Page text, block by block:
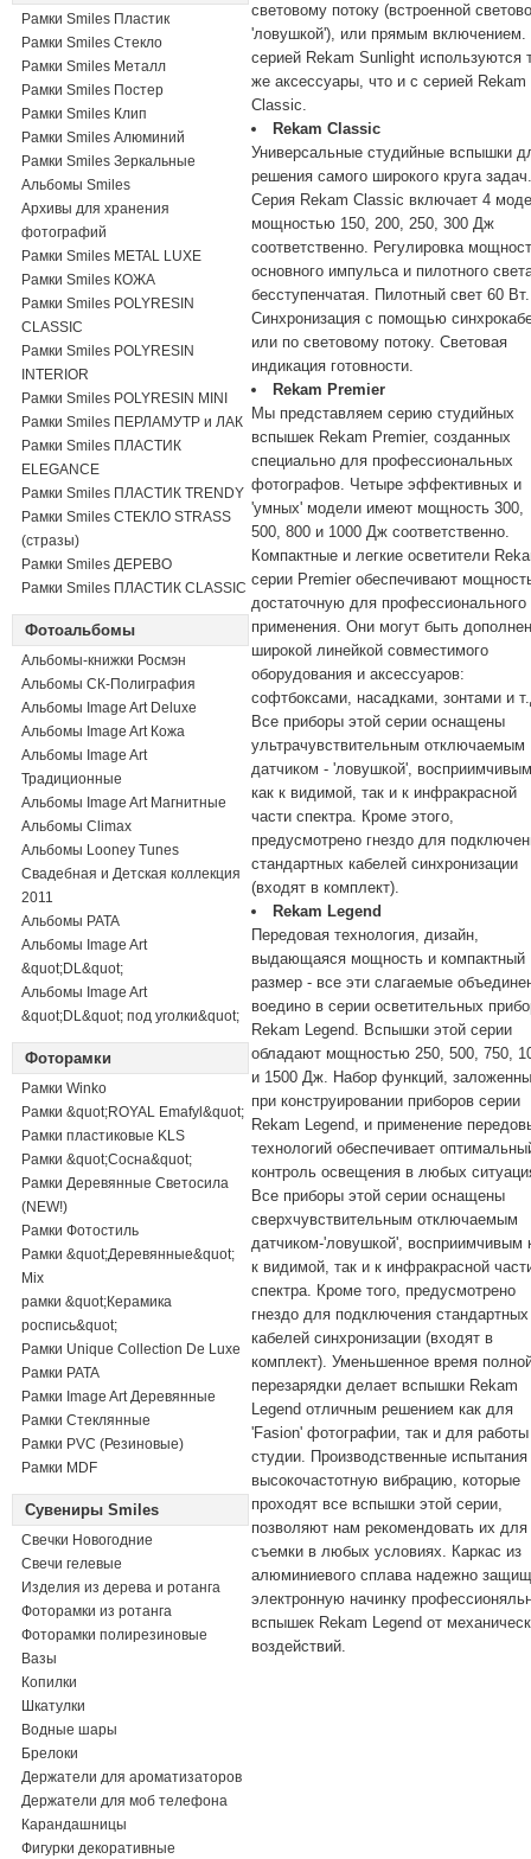
Рамки Smiles Пластик
Рамки Smiles Стекло
Рамки Smiles Металл
Рамки Smiles Постер
Рамки Smiles Клип
Рамки Smiles Алюминий
Рамки Smiles Зеркальные
Альбомы Smiles
Архивы для хранения
фотографий
Рамки Smiles METAL LUXE
Рамки Smiles КОЖА
Рамки Smiles POLYRESIN
CLASSIC
Рамки Smiles POLYRESIN
INTERIOR
Рамки Smiles POLYRESIN MINI
Рамки Smiles ПЕРЛАМУТР и ЛАК
Рамки Smiles ПЛАСТИК
ELEGANCE
Рамки Smiles ПЛАСТИК TRENDY
Рамки Smiles СТЕКЛО STRASS
(стразы)
Рамки Smiles ДЕРЕВО
Рамки Smiles ПЛАСТИК CLASSIC
Фотоальбомы
Альбомы-книжки Росмэн
Альбомы СК-Полиграфия
Альбомы Image Art Deluxe
Альбомы Image Art Кожа
Альбомы Image Art
Традиционные
Альбомы Image Art Магнитные
Альбомы Climax
Альбомы Looney Tunes
Свадебная и Детская коллекция
2011
Альбомы PATA
Альбомы Image Art
&quot;DL&quot;
Альбомы Image Art
&quot;DL&quot; под уголки&quot;
Фоторамки
Рамки Winko
Рамки &quot;ROYAL Emafyl&quot;
Рамки пластиковые KLS
Рамки &quot;Сосна&quot;
Рамки Деревянные Светосила
(NEW!)
Рамки Фотостиль
Рамки &quot;Деревянные&quot;
Mix
рамки &quot;Керамика
роспись&quot;
Рамки Unique Collection De Luxe
Рамки PATA
Рамки Image Art Деревянные
Рамки Стеклянные
Рамки PVC (Резиновые)
Рамки MDF
Сувениры Smiles
Свечки Новогодние
Свечи гелевые
Изделия из дерева и ротанга
Фоторамки из ротанга
Фоторамки полирезиновые
Вазы
Копилки
Шкатулки
Водные шары
Брелоки
Держатели для ароматизаторов
Держатели для моб телефона
Карандашницы
Фигурки декоративные
световому потоку (встроенной
'ловушкой'), или прямым включением.
серией Rekam Sunlight используются
же аксессуары, что и с серией Rekam
Classic.
Rekam Classic
Универсальные студийные вспышки
решения самого широкого круга задач.
Серия Rekam Classic включает 4
мощностью 150, 200, 250, 300 Дж
соответственно. Регулировка
основного импульса и пилотного
бесступенчатая. Пилотный свет 60 Вт.
Синхронизация с помощью
или по световому потоку. Световая
индикация готовности.
Rekam Premier
Мы представляем серию студийных
вспышек Rekam Premier, созданных
специально для профессиональных
фотографов. Четыре эффективных и
'умных' модели имеют мощность 300,
500, 800 и 1000 Дж соответственно.
Компактные и легкие осветители
серии Premier обеспечивают
достаточную для профессионального
применения. Они могут быть
широкой линейкой совместимого
оборудования и аксессуаров:
софтбоксами, насадками, зонтами и
Все приборы этой серии оснащены
ультрачувствительным отключаемым
датчиком - 'ловушкой', восприимчивым
как к видимой, так и к инфракрасной
части спектра. Кроме этого,
предусмотрено гнездо для
стандартных кабелей синхронизации
(входят в комплект).
Rekam Legend
Передовая технология, дизайн,
выдающаяся мощность и компактный
размер - все эти слагаемые
воедино в серии осветительных
Rekam Legend. Вспышки этой серии
обладают мощностью 250, 500, 750,
и 1500 Дж. Набор функций,
при конструировании приборов серии
Rekam Legend, и применение
технологий обеспечивает
контроль освещения в любых
Все приборы этой серии оснащены
сверхчувствительным отключаемым
датчиком-'ловушкой', восприимчивым
к видимой, так и к инфракрасной
спектра. Кроме того, предусмотрено
гнездо для подключения стандартных
кабелей синхронизации (входят в
комплект). Уменьшенное время
перезарядки делает вспышки Rekam
Legend отличным решением как для
'Fasion' фотографии, так и для
студии. Производственные испытания
высокочастотную вибрацию, которые
проходят все вспышки этой серии,
позволяют нам рекомендовать их для
съемки в любых условиях. Каркас из
алюминиевого сплава надежно
электронную начинку
вспышек Rekam Legend от
воздействий.